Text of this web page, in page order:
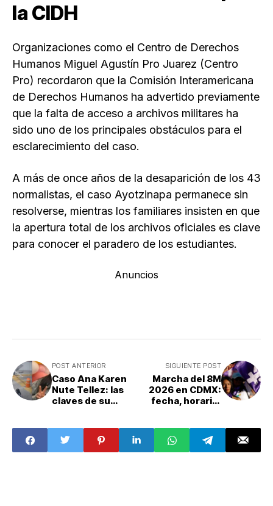
la CIDH
Organizaciones como el Centro de Derechos
Humanos Miguel Agustín Pro Juarez (Centro
Pro) recordaron que la Comisión Interamericana
de Derechos Humanos ha advertido previamente
que la falta de acceso a archivos militares ha
sido uno de los principales obstáculos para el
esclarecimiento del caso.
A más de once años de la desaparición de los 43
normalistas, el caso Ayotzinapa permanece sin
resolverse, mientras los familiares insisten en que
la apertura total de los archivos oficiales es clave
para conocer el paradero de los estudiantes.
Anuncios
POST ANTERIOR
Caso Ana Karen
Nute Tellez: las
claves de su
en el Edomex
SIGUIENTE POST
Marcha del 8M
2026 en CDMX:
fecha, horario,
las
movilizaciones